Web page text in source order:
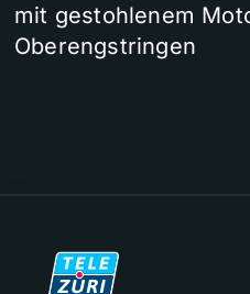
mit gestohlenem
Oberengstringen